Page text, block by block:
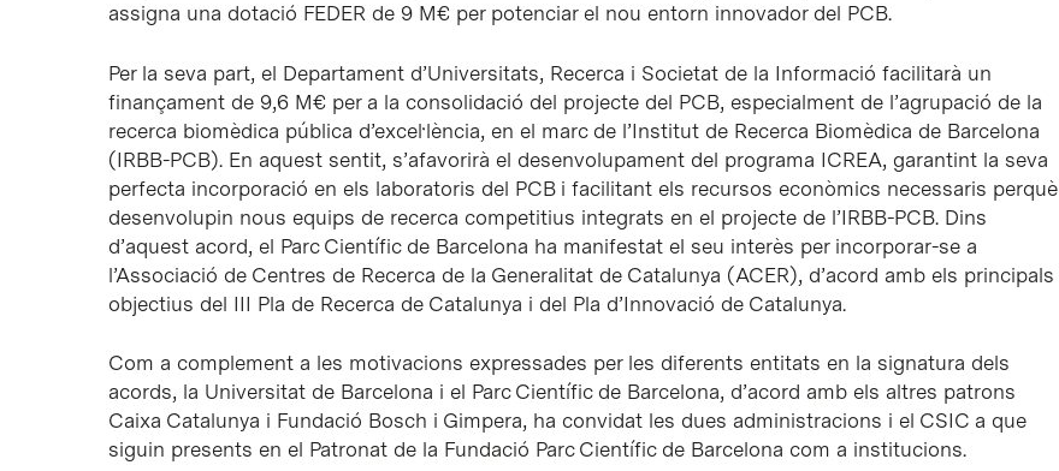
assigna una dotació FEDER de 9 M€ per potenciar el nou entorn innovador del PCB.
Per la seva part, el Departament d’Universitats, Recerca i Societat de la Informació facilitarà un
finançament de 9,6 M€ per a la consolidació del projecte del PCB, especialment de l’agrupació de la
recerca biomèdica pública d’excel·lència, en el marc de l’Institut de Recerca Biomèdica de Barcelona
(IRBB-PCB). En aquest sentit, s’afavorirà el desenvolupament del programa ICREA, garantint la seva
perfecta incorporació en els laboratoris del PCB i facilitant els recursos econòmics necessaris perquè
desenvolupin nous equips de recerca competitius integrats en el projecte de l’IRBB-PCB. Dins
d’aquest acord, el Parc Científic de Barcelona ha manifestat el seu interès per incorporar-se a
l’Associació de Centres de Recerca de la Generalitat de Catalunya (ACER), d’acord amb els principals
objectius del III Pla de Recerca de Catalunya i del Pla d’Innovació de Catalunya.
Com a complement a les motivacions expressades per les diferents entitats en la signatura dels
acords, la Universitat de Barcelona i el Parc Científic de Barcelona, d’acord amb els altres patrons
Caixa Catalunya i Fundació Bosch i Gimpera, ha convidat les dues administracions i el CSIC a que
siguin presents en el Patronat de la Fundació Parc Científic de Barcelona com a institucions.